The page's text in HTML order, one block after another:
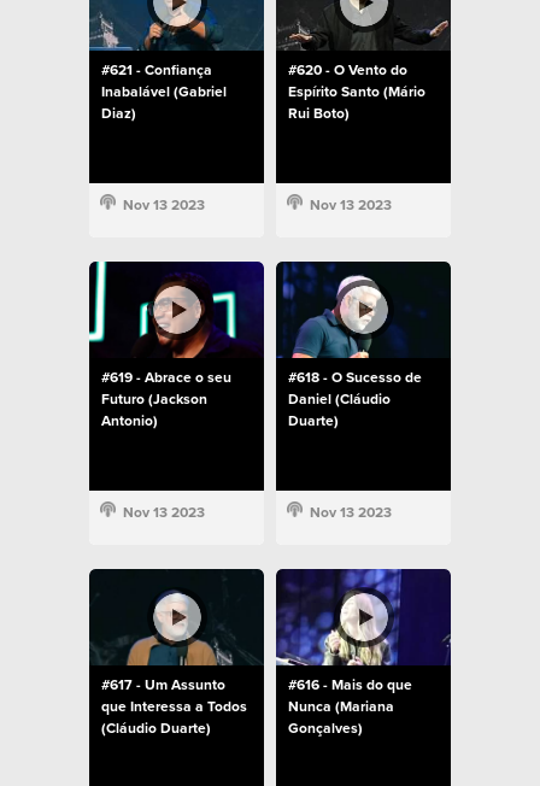
#621 - Confiança
Inabalável (Gabriel
Diaz)
Nov 13 2023
#620 - O Vento do
Espírito Santo (Mário
Rui Boto)
Nov 13 2023
#619 - Abrace o seu
Futuro (Jackson
Antonio)
Nov 13 2023
#618 - O Sucesso de
Daniel (Cláudio
Duarte)
Nov 13 2023
#617 - Um Assunto
que Interessa a Todos
(Cláudio Duarte)
#616 - Mais do que
Nunca (Mariana
Gonçalves)